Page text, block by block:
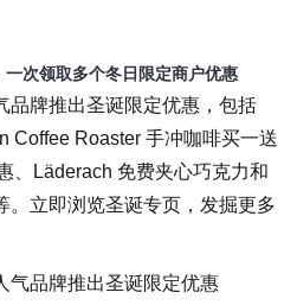
次领取多个冬日限定商户优惠
品牌推出圣诞限定优惠，包括
Coffee Roaster 手冲咖啡买一送
、Läderach 免费夹心巧克力和
。立即浏览圣诞专页 ，发掘更多